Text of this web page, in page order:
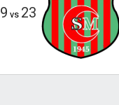
vs 23